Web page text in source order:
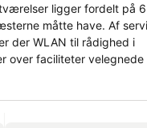
ligger fordelt på
måtte have. Af
der WLAN til rådighed i
over faciliteter
udendørsarealer
og en frisør. Aktive